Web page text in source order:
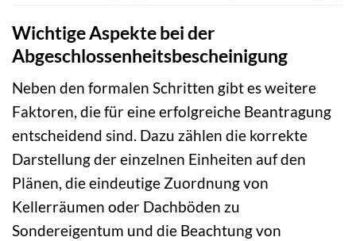
Wichtige Aspekte bei der
Abgeschlossenheitsbescheinigung
Neben den formalen Schritten gibt es weitere
Faktoren, die für eine erfolgreiche Beantragung
entscheidend sind. Dazu zählen die korrekte
Darstellung der einzelnen Einheiten auf den
Plänen, die eindeutige Zuordnung von
Kellerräumen oder Dachböden zu
Sondereigentum und die Beachtung von